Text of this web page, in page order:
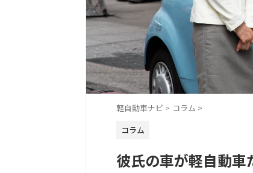
軽自動車ナビ > コラム >
コラム
彼氏の車が軽自動